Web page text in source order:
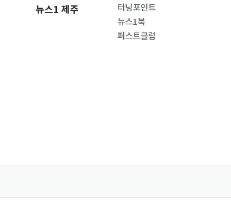
뉴스1 제주
터닝포인트
뉴스1북
퍼스트클럽